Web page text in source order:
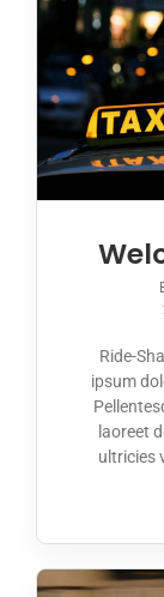
Ride-
ipsum
laoreet
ultricies